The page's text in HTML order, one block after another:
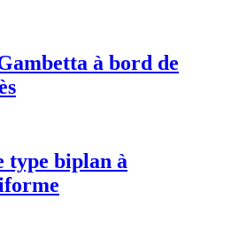
à bord de
type biplan à